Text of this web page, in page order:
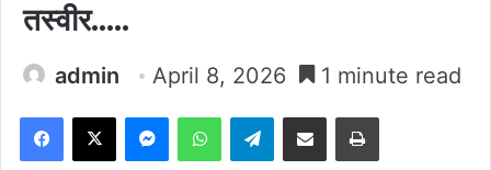
तस्वीर…..
admin April 8, 2026 1 minute read
Facebook
X MessengerWhatsAppTelegramShare via Email Print